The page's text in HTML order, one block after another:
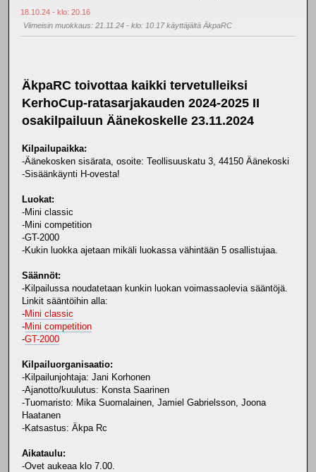
18.10.24 - klo: 20.16
Viimeisin muokkaus: 21.11.24 - klo: 10.17 käyttäjältä ÄkpaRC
ÄkpaRC toivottaa kaikki tervetulleiksi
KerhoCup-ratasarjakauden 2024-2025 II
osakilpailuun Äänekoskelle 23.11.2024
Kilpailupaikka:
-Äänekosken sisärata, osoite: Teollisuuskatu 3, 44150 Äänekoski
-Sisäänkäynti H-ovesta!
Luokat:
-Mini classic
-Mini competition
-GT-2000
-Kukin luokka ajetaan mikäli luokassa vähintään 5 osallistujaa.
Säännöt:
-Kilpailussa noudatetaan kunkin luokan voimassaolevia sääntöjä.
Linkit sääntöihin alla:
-Mini classic
-Mini competition
-GT-2000
Kilpailuorganisaatio:
-Kilpailunjohtaja: Jani Korhonen
-Ajanotto/kuulutus: Konsta Saarinen
-Tuomaristo: Mika Suomalainen, Jamiel Gabrielsson, Joona
Haatanen
-Katsastus: Äkpa Rc
Aikataulu:
-Ovet aukeaa klo 7.00.